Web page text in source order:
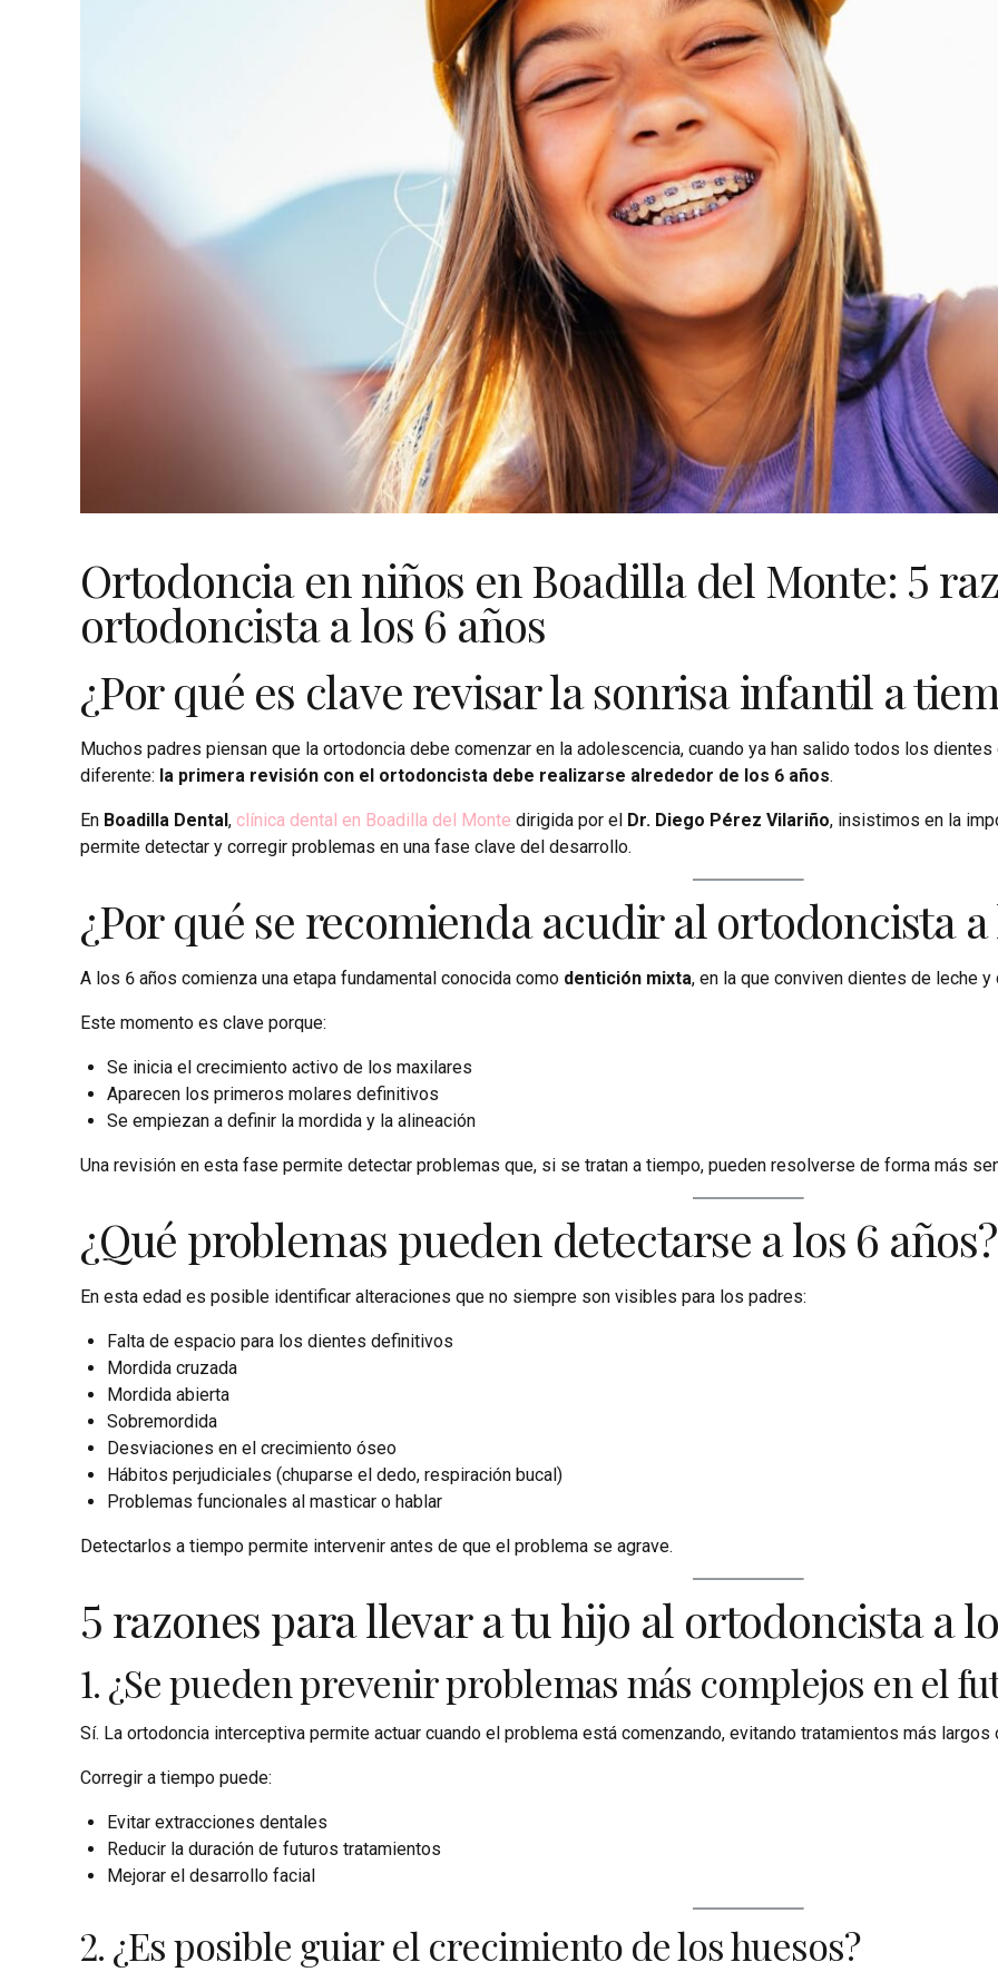
Ortodoncia en niños en Boadilla del Monte: 5
ortodoncista a los 6 años
¿Por qué es clave revisar la sonrisa infantil a
Muchos padres piensan que la ortodoncia debe comenzar en la adolescencia, cuando ya han salido todos los
diferente: la primera revisión con el ortodoncista debe realizarse alrededor de los 6 años.
En Boadilla Dental , clínica dental en Boadilla del Monte dirigida por el Dr. Diego Pérez Vilariño, insistimos en la
permite detectar y corregir problemas en una fase clave del desarrollo.
¿Por qué se recomienda acudir al ortodoncista a
A los 6 años comienza una etapa fundamental conocida como dentición mixta, en la que conviven dientes de leche
Este momento es clave porque:
Se inicia el crecimiento activo de los maxilares
Aparecen los primeros molares definitivos
Se empiezan a definir la mordida y la alineación
Una revisión en esta fase permite detectar problemas que, si se tratan a tiempo, pueden resolverse de forma más
¿Qué problemas pueden detectarse a los 6 años?
En esta edad es posible identificar alteraciones que no siempre son visibles para los padres:
Falta de espacio para los dientes definitivos
Mordida cruzada
Mordida abierta
Sobremordida
Desviaciones en el crecimiento óseo
Hábitos perjudiciales (chuparse el dedo, respiración bucal)
Problemas funcionales al masticar o hablar
Detectarlos a tiempo permite intervenir antes de que el problema se agrave.
5 razones para llevar a tu hijo al ortodoncista a
1. ¿Se pueden prevenir problemas más complejos en el
Sí. La ortodoncia interceptiva permite actuar cuando el problema está comenzando, evitando tratamientos más
Corregir a tiempo puede:
Evitar extracciones dentales
Reducir la duración de futuros tratamientos
Mejorar el desarrollo facial
2. ¿Es posible guiar el crecimiento de los huesos?